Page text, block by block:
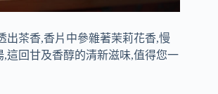
出茶香,香片中參雜著茉莉花香,慢
這回甘及香醇的清新滋味,值得您一